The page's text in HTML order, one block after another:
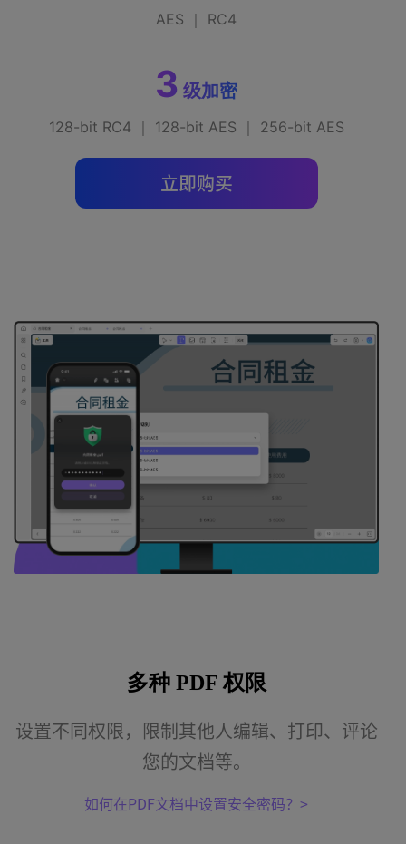
AES ｜ RC4
3 级加密
128-bit RC4 ｜ 128-bit AES ｜ 256-bit AES
立即购买
多种 PDF 权限
设置不同权限，限制其他人编辑、打印、评论
您的文档等。
如何在PDF文档中设置安全密码？